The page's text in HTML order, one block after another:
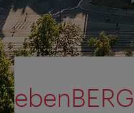
ebenBERG